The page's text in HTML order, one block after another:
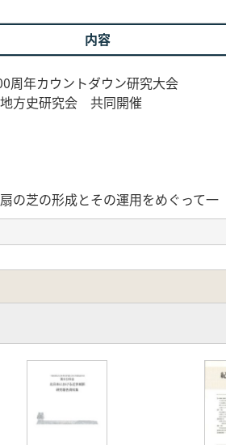
内容
周年カウントダウン研究大会
方史研究会 共同開催
芝の形成とその運用をめぐって一